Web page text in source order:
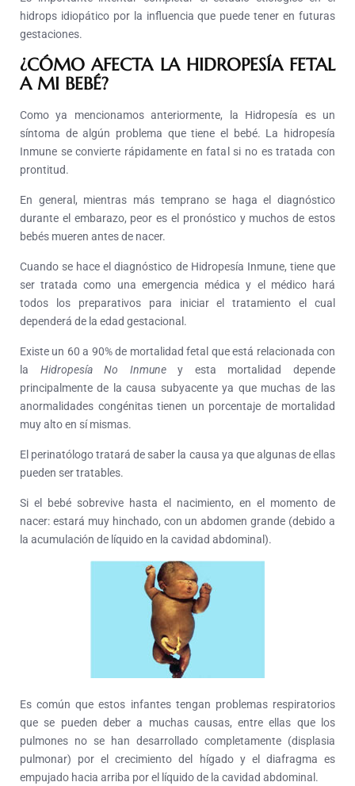
hidrops idiopático por la influencia que puede tener en futuras
gestaciones.
¿CÓMO AFECTA LA HIDROPESÍA FETAL
A MI BEBÉ?
Como ya mencionamos anteriormente, la Hidropesía es un
síntoma de algún problema que tiene el bebé. La hidropesía
Inmune se convierte rápidamente en fatal si no es tratada con
prontitud.
En general, mientras más temprano se haga el diagnóstico
durante el embarazo, peor es el pronóstico y muchos de estos
bebés mueren antes de nacer.
Cuando se hace el diagnóstico de Hidropesía Inmune, tiene que
ser tratada como una emergencia médica y el médico hará
todos los preparativos para iniciar el tratamiento el cual
dependerá de la edad gestacional.
Existe un 60 a 90% de mortalidad fetal que está relacionada con
la Hidropesía No Inmuney esta mortalidad depende
principalmente de la causa subyacente ya que muchas de las
anormalidades congénitas tienen un porcentaje de mortalidad
muy alto en sí mismas.
El perinatólogo tratará de saber la causa ya que algunas de ellas
pueden ser tratables.
Si el bebé sobrevive hasta el nacimiento, en el momento de
nacer: estará muy hinchado, con un abdomen grande (debido a
la acumulación de líquido en la cavidad abdominal).
Es común que estos infantes tengan problemas respiratorios
que se pueden deber a muchas causas, entre ellas que los
pulmones no se han desarrollado completamente (displasia
pulmonar) por el crecimiento del hígado y el diafragma es
empujado hacia arriba por el líquido de la cavidad abdominal.